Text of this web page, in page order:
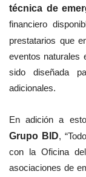
técnica de
financiero
prestatarios que
eventos naturales
sido diseñada
adicionales.
En adición a
Grupo BID,
con la Oficina
asociaciones de